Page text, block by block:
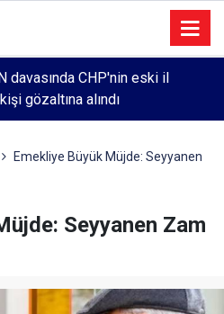
davasında CHP'nin eski il
gözaltına alındı
Emekliye Büyük Müjde: Seyyanen
Seyyanen Zam